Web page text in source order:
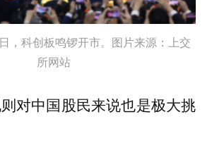
，科创板鸣锣开市。图片来源：上交
所网站
对中国股民来说也是极大挑